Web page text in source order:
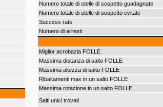
Numero totale di stelle di sospetto guadagnate
Numero totale di stelle di sospetto evitate
Success rate
Numero di arresti
Miglior acrobazia FOLLE
Massima distanza di salto FOLLE
Massima altezza di salto FOLLE
Ribaltamenti max in un salto FOLLE
Massima rotazione in un salto FOLLE
Salti unici trovati